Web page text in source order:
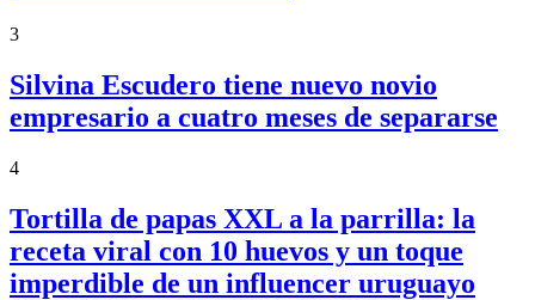
3
Silvina Escudero tiene nuevo novio
empresario a cuatro meses de separarse
4
Tortilla de papas XXL a la parrilla: la
receta viral con 10 huevos y un toque
imperdible de un influencer uruguayo